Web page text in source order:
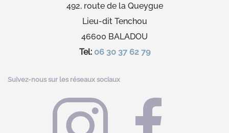
492, route de la Queygue
Lieu-dit Tenchou
46600 BALADOU
Tel: 06 30 37 62 79
Suivez-nous sur les réseaux sociaux